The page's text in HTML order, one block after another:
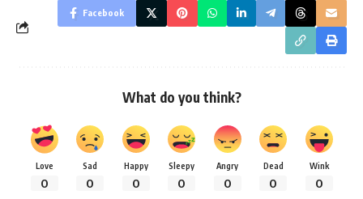
Facebook
What do you think?
Love
0
Sad
0
Happy
0
Sleepy
0
Angry
0
Dead
0
Wink
0